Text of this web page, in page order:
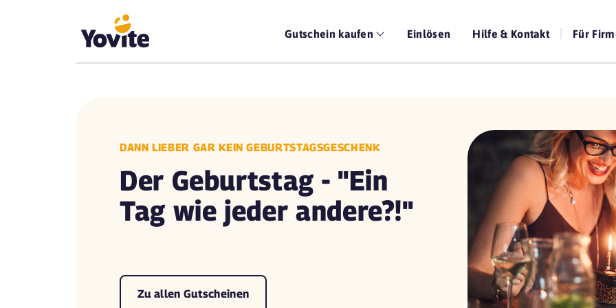
Gutschein kaufen Einlösen Hilfe & Kontakt Für
DANN LIEBER GAR KEIN GEBURTSTAGSGESCHENK
Der Geburtstag - "Ein
Tag wie jeder andere?!"
Zu allen Gutscheinen